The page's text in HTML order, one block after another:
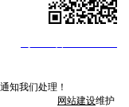
知我们处理！
网站建设维护